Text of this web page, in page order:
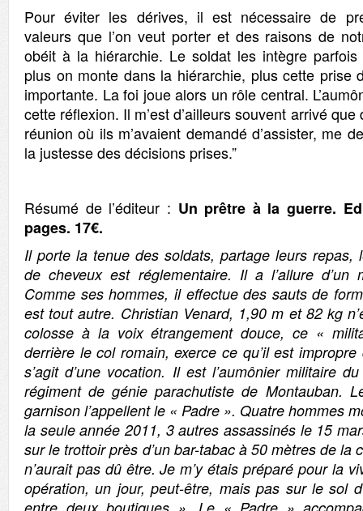
Pour éviter les dérives, il est nécessaire de
valeurs que l’on veut porter et des raisons de
obéit à la hiérarchie. Le soldat les intègre parfois
plus on monte dans la hiérarchie, plus cette prise
importante. La foi joue alors un rôle central.
cette réflexion. Il m’est d’ailleurs souvent arrivé
réunion où ils m’avaient demandé d’assister, me
la justesse des décisions prises.”
Résumé de l’éditeur : Un prêtre à la guerre.
pages. 17€.
Il porte la tenue des soldats, partage leurs repas,
de cheveux est réglementaire. Il a l’allure
Comme ses hommes, il effectue des sauts de
est tout autre. Christian Venard, 1,90 m et 82 kg
colosse à la voix étrangement douce, ce «
derrière le col romain, exerce ce qu’il est
s’agit d’une vocation. Il est l’aumônier militaire
régiment de génie parachutiste de Montauban.
garnison l’appellent le « Padre ». Quatre hommes
la seule année 2011, 3 autres assassinés le 15
sur le trottoir près d’un bar-tabac à 50 mètres de la
n’aurait pas dû être. Je m’y étais préparé pour la
opération, un jour, peut-être, mais pas sur le sol